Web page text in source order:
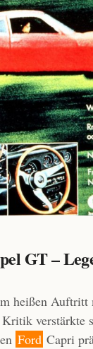
GT –
heißen Auftritt
verstärkte
Ford Capri